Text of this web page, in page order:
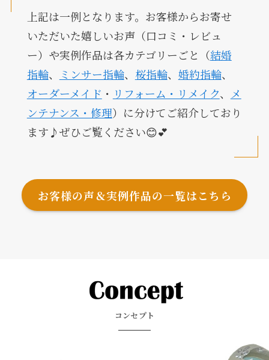
上記は一例となります。お客様からお寄せ
いただいた嬉しいお声（口コミ・レビュ
ー）や実例作品は各カテゴリーごと（結婚
指輪、 ミンサー指輪、 桜指輪、 婚約指輪、
オーダーメイド ・ リフォーム・リメイク、 メ
ンテナンス・修理）に分けてご紹介しており
ます♪ぜひご覧ください😊💕
お客様の声＆実例作品の一覧はこちら
コンセプト